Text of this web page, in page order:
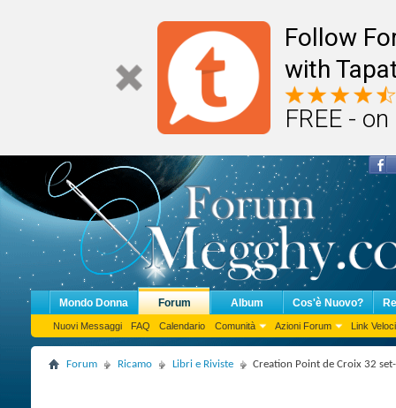
Follow
with
FREE -
Mondo Donna Forum
Nuovi Messaggi FAQ Calendario Comunità Azioni Forum Link Veloci
Album Cos'è Nuovo?
Forum Ricamo Libri e Riviste Creation Point de Croix 32